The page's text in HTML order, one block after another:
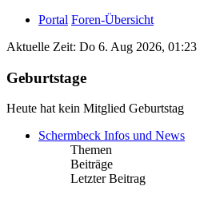
Portal Foren-Übersicht
Aktuelle Zeit: Do 6. Aug 2026, 01:23
Geburtstage
Heute hat kein Mitglied Geburtstag
Schermbeck Infos und News
Themen
Beiträge
Letzter Beitrag